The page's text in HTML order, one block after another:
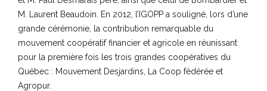
M. Laurent Beaudoin. En 2012, l’IGOPP a souligné, lors d’une
grande cérémonie, la contribution remarquable du
mouvement coopératif financier et agricole en réunissant
pour la première fois les trois grandes coopératives du
Québec : Mouvement Desjardins, La Coop fédérée et
Agropur.